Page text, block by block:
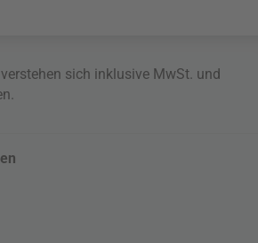
sich inklusive MwSt. und